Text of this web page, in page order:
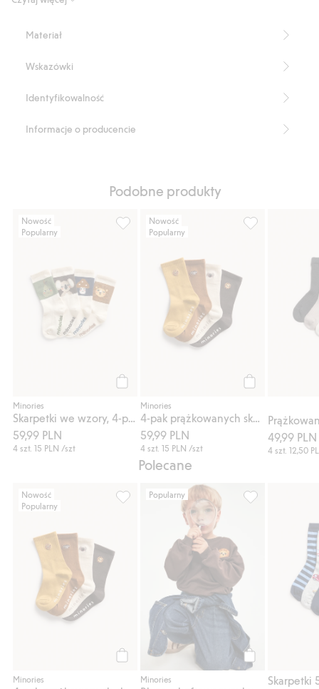
Materiał
Wskazówki
Identyfikowalność
Informacje o producencie
Podobne produkty
Nowość
Popularny
Minories
59,99 PLN
4 szt. 15 PLN /szt
Skarpetki we wzory, 4-pak, Dodaj do listy
Nowość
Popularny
Minories
59,99 PLN
4 szt.15 PLN /szt
49,99 PLN
4 szt.12,50
Polecane
Nowość
Popularny
Minories
4-pak prążkowanych skarpetek, Dodaj
Popularny
Kup
Minories